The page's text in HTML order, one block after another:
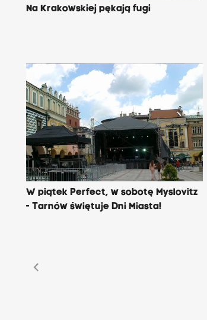
Na Krakowskiej pękają fugi
W piątek Perfect, w sobotę Myslovitz
- Tarnów świętuje Dni Miasta!
chevron_left